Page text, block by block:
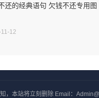
还的经典语句 欠钱不还专用图
12
，本站将立刻删除 Email：